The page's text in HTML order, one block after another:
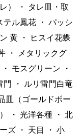
） ・
タレ皿・取
テル鳳花 ・ パッシ
黄 ・
ヒスイ花蝶
・
メタリックグ
・ モスグリーン
・
門 ・
ルリ雷門白竜
皿（ゴールドボー
・ 光洋各種 ・ 北
ズ ・ 天目 ・ 小